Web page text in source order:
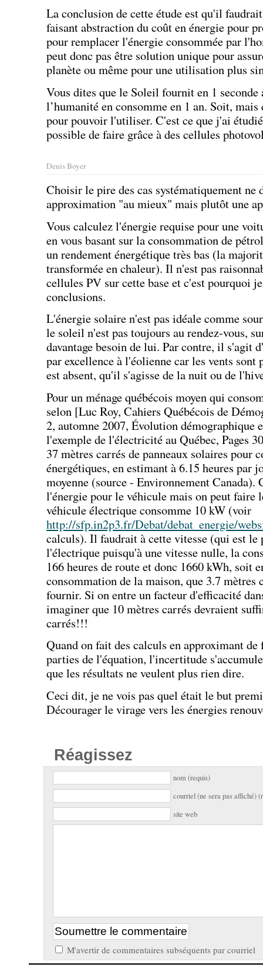
La conclusion de cette étude est qu'il
faisant abstraction du coût en énergie pour
pour remplacer l'énergie consommée par
peut donc pas être solution unique pour
planète ou même pour une utilisation plus
Vous dites que le Soleil fournit en 1 seconde
l’humanité en consomme en 1 an. Soit,
pour pouvoir l'utiliser. C'est ce que j'ai
possible de faire grâce à des cellules
Denis Boyer
Choisir le pire des cas systématiquement ne
approximation "au mieux" mais plutôt une
Vous calculez l'énergie requise pour une
en vous basant sur la consommation de
un rendement énergétique très bas (la
transformée en chaleur). Il n'est pas
cellules PV sur cette base et c'est pourquoi
conclusions.
L'énergie solaire n'est pas idéale comme
le soleil n'est pas toujours au rendez-vous,
davantage besoin de lui. Par contre, il s'agit
par excellence à l'éolienne car les vents
est absent, qu'il s'agisse de la nuit ou de
Pour un ménage québécois moyen qui
selon [Luc Roy, Cahiers Québécois de
2, automne 2007, Évolution démographique
l'exemple de l'électricité au Québec, Pages
37 mètres carrés de panneaux solaires pour
énergétiques, en estimant à 6.15 heures par
moyenne (source - Environnement Canada).
l'énergie pour le véhicule mais on peut
véhicule électrique consomme 10 kW (voir
http://sfp.in2p3.fr/Debat/debat_energie/
calculs). Il faudrait à cette vitesse (qui est le
l'électrique puisqu'à une vitesse nulle, la
166 heures de route et donc 1660 kWh, soit
consommation de la maison, que 3.7 mètres
fournir. Si on entre un facteur d'efficacité
imaginer que 10 mètres carrés devraient
carrés!!!
Quand on fait des calculs en approximant de
parties de l'équation, l'incertitude
que les résultats ne veulent plus rien dire.
Ceci dit, je ne vois pas quel était le but
Décourager le virage vers les énergies
Réagissez
nom (requis)
courriel (ne sera pas affiché)
site web
M'avertir de commentaires subséquents par courriel